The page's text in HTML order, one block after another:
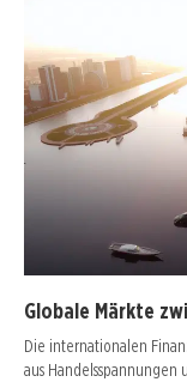
Globale Märkte
Die internationalen
aus